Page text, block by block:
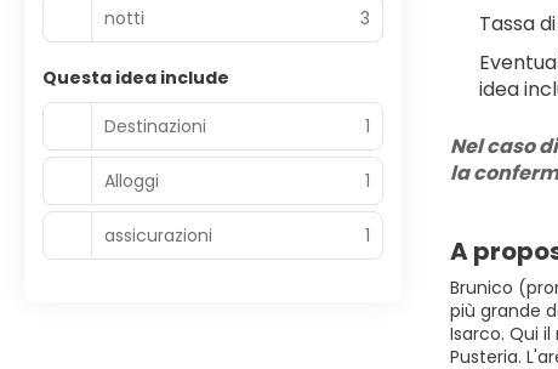
Tassa
idea
Nel caso
la
A
Brunico
più grande
Isarco. Qui
Pusteria.
notti 3
Questa idea include
Destinazioni
1
Alloggi 1
assicurazioni 1